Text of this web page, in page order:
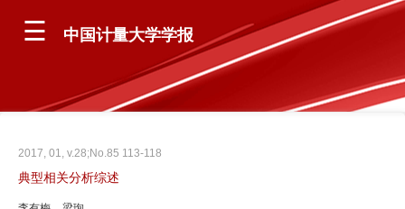
中国计量大学学报
2017, 01, v.28;No.85 113-118
典型相关分析综述